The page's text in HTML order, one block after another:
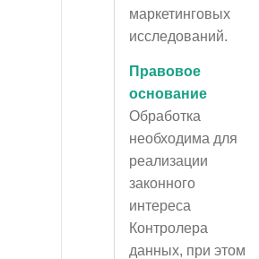
маркетинговых
исследований.
Правовое
основание
Обработка
необходима для
реализации
законного
интереса
Контролера
данных, при этом